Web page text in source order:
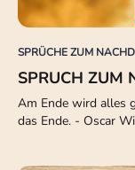
SPRÜCHE ZUM
SPRUCH ZUM
Am Ende wird alles
das Ende. - Oscar